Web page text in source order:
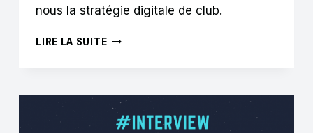
nous la stratégie digitale de club.
LIRE LA SUITECLÉMENT
VOUS
DES
CLUBS